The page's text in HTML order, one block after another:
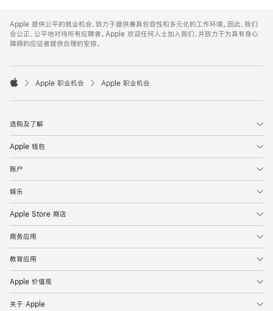
Footer
Apple 提供公平的就业机会，致力于提供兼具包容性和多元化的工作环境。因此，我们
会公正、公平地对待所有应聘者。Apple 欢迎任何人士加入我们，并致力于为具有身心
障碍的应征者提供合理的安排。

Apple 职业机会 Apple 职业机会
选购及了解
Apple 钱包
账户
娱乐
Apple Store 商店
商务应用
教育应用
Apple 价值观
关于 Apple